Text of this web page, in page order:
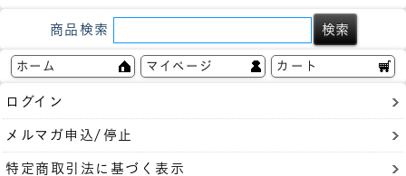
商品検索
ホーム マイページ カート
ログイン
メルマガ申込/停止
特定商取引法に基づく表示